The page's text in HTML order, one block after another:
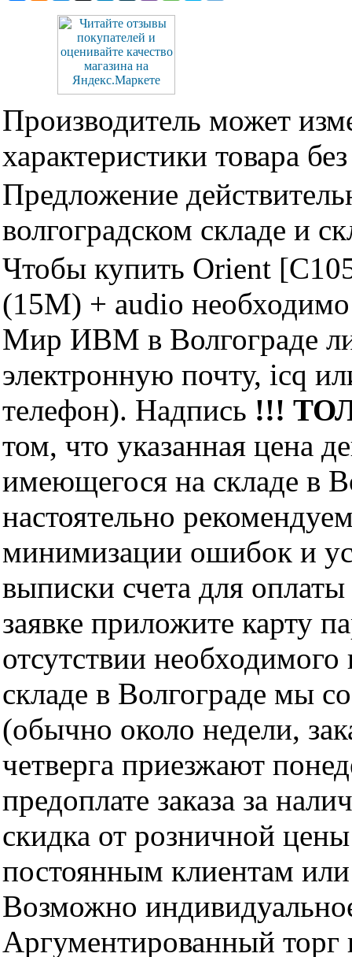
Производитель может
характеристики товара
Предложение
волгоградском складе и
Чтобы купить Orient
(15M) + audio
Мир ИВМ в Волгограде
электронную почту, icq
телефон). Надпись !!!
том, что указанная цена
имеющегося на складе в
настоятельно
минимизации ошибок и
выписки счета для
заявке приложите карту
отсутствии
складе в Волгограде мы
(обычно около недели,
четверга приезжают
предоплате заказа за
скидка от розничной
постоянным клиентам
Возможно
Аргументированный торг